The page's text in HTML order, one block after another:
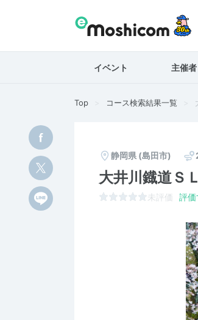
イベント 主催者
Top コース検索結果一覧
静岡県 (島田市)
大井川鐡道Ｓ
未評価 評価